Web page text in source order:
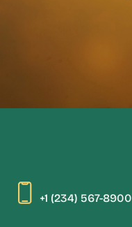
+1 (234) 567-8900